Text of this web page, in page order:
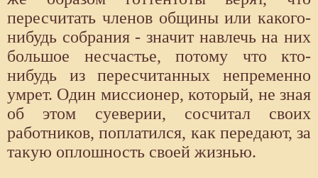
пересчитать членов общины или какого-
нибудь собрания - значит навлечь на них
большое несчастье, потому что кто-
нибудь из пересчитанных непременно
умрет. Один миссионер, который, не зная
об этом суеверии, сосчитал своих
работников, поплатился, как передают, за
такую оплошность своей жизнью.